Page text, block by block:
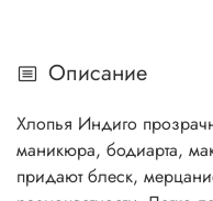
Описание
Хлопья Индиго
маникюра, бодиарта,
придают блеск,